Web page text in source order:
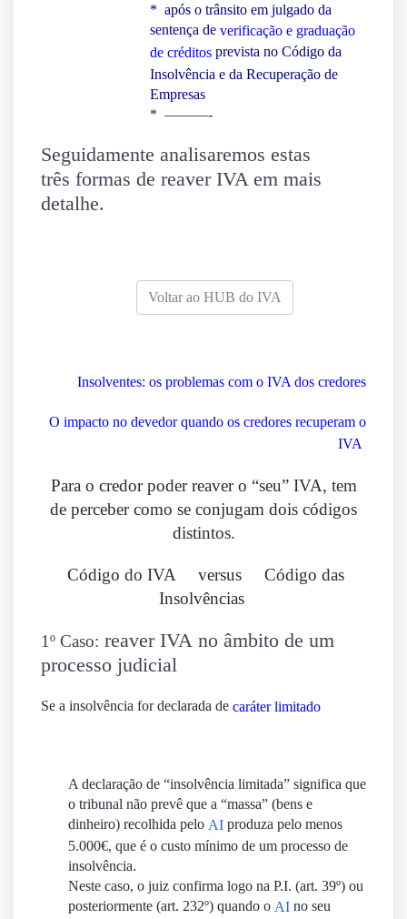
* após o trânsito em julgado da
sentença de verificação e graduação
de créditos prevista no Código da
Insolvência e da Recuperação de
Empresas
* ———-
Seguidamente analisaremos estas
três formas de reaver IVA em mais
detalhe.
Voltar ao HUB do IVA
Insolventes: os problemas com o IVA dos credores
O impacto no devedor quando os credores recuperam o
IVA
Para o credor poder reaver o “seu” IVA, tem
de perceber como se conjugam dois códigos
distintos.
Código do IVA versus Código das
Insolvências
1º Caso: reaver IVA no âmbito de um
processo judicial
Se a insolvência for declarada de caráter limitado
A declaração de “insolvência limitada” significa que
o tribunal não prevê que a “massa” (bens e
dinheiro) recolhida pelo AI produza pelo menos
5.000€, que é o custo mínimo de um processo de
insolvência.
Neste caso, o juiz confirma logo na P.I. (art. 39º) ou
posteriormente (art. 232º) quando o AI no seu